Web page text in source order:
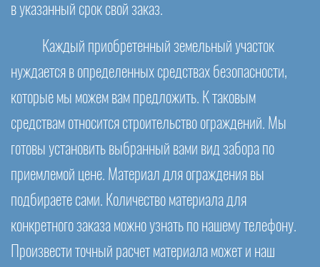
в указанный срок свой заказ.
Каждый приобретенный земельный участок
нуждается в определенных средствах безопасности,
которые мы можем вам предложить. К таковым
средствам относится строительство ограждений. Мы
готовы установить выбранный вами вид забора по
приемлемой цене. Материал для ограждения вы
подбираете сами. Количество материала для
конкретного заказа можно узнать по нашему телефону.
Произвести точный расчет материала может и наш